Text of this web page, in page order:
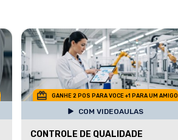
GANHE 2 POS PARA VOCE +1 PARA UM AMIGO
COM VIDEOAULAS
CONTROLE DE QUALIDADE